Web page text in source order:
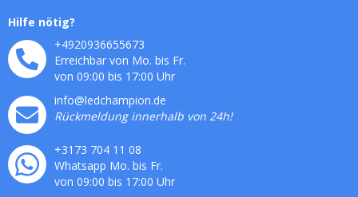
Hilfe nötig?
+4920936655673
Erreichbar von Mo. bis Fr.
von 09:00 bis 17:00 Uhr
info@ledchampion.de
Rückmeldung innerhalb von 24h!
+3173 704 11 08
Whatsapp Mo. bis Fr.
von 09:00 bis 17:00 Uhr